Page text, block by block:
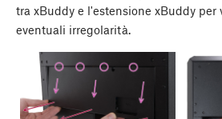
tra xBuddy e l'estensione xBuddy per
eventuali irregolarità.